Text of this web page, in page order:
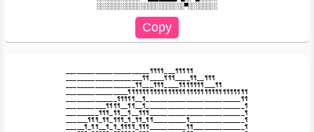
░░░░░░░░░░░░░░░░░░░░░░░░▀░░░░░░░░
_______________________¶¶¶¶___¶¶¶¶¶
_____________________¶¶____¶¶¶____¶¶__¶¶¶
___________________¶¶___¶¶¶____¶¶¶¶¶¶¶___¶¶
_________________¶¶¶¶¶¶¶¶¶¶¶¶¶¶¶¶¶¶¶¶¶¶¶¶¶¶¶¶¶¶¶¶¶
______________¶¶¶¶¶__¶__________________________¶¶
___________¶¶¶¶__¶¶__¶___________________________¶
_________¶¶¶_¶¶__¶__¶¶¶__________________________¶
______¶¶¶_¶¶_¶¶¶_¶_¶¶_¶¶_________¶_______________¶
_____¶_¶¶__¶_¶_¶¶¶¶_¶¶¶__________¶¶______________¶